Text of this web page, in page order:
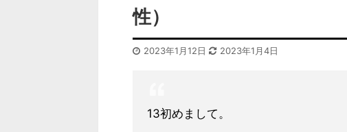
性）
2023年1月12日 2023年1月4日
13初めまして。